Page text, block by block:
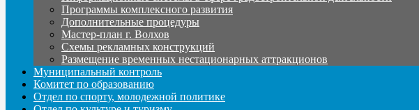
Программы комплексного развития
Дополнительные процедуры
Мастер-план г. Волхов
Схемы рекламных конструкций
Размещение временных нестационарных аттракционов
Муниципальный контроль
Комитет по образованию
Отдел по спорту, молодежной политике